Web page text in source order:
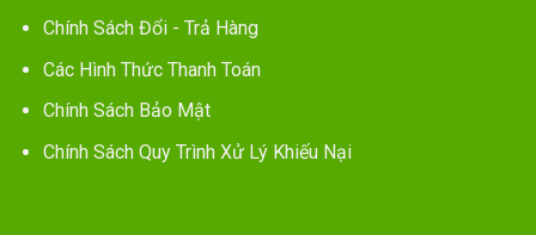
Chính Sách Đổi - Trả Hàng
Các Hình Thức Thanh Toán
Chính Sách Bảo Mật
Chính Sách Quy Trình Xử Lý Khiếu Nại